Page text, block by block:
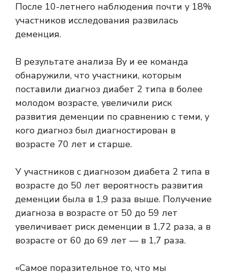
После 10-летнего наблюдения почти у 18%
участников исследования развилась
деменция.
В результате анализа Ву и ее команда
обнаружили, что участники, которым
поставили диагноз диабет 2 типа в более
молодом возрасте, увеличили риск
развития деменции по сравнению с теми, у
кого диагноз был диагностирован в
возрасте 70 лет и старше.
У участников с диагнозом диабета 2 типа в
возрасте до 50 лет вероятность развития
деменции была в 1,9 раза выше. Получение
диагноза в возрасте от 50 до 59 лет
увеличивает риск деменции в 1,72 раза, а в
возрасте от 60 до 69 лет — в 1,7 раза.
«Самое поразительное то, что мы